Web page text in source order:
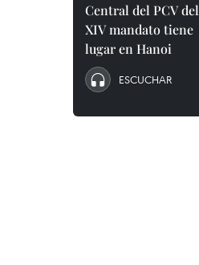
Central del PCV del
XIV mandato tiene
lugar en Hanoi
ESCUCHAR